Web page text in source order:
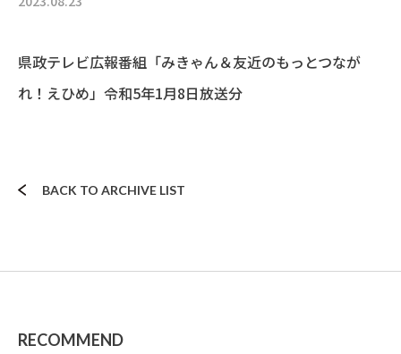
県政テレビ広報番組「みきゃん＆友近のもっとつなが
れ！えひめ」令和5年1月8日放送分
BACK TO ARCHIVE LIST
RECOMMEND